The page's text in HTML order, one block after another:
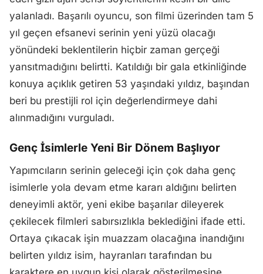
yalanladı. Başarılı oyuncu, son filmi üzerinden tam 5
yıl geçen efsanevi serinin yeni yüzü olacağı
yönündeki beklentilerin hiçbir zaman gerçeği
yansıtmadığını belirtti. Katıldığı bir gala etkinliğinde
konuya açıklık getiren 53 yaşındaki yıldız, başından
beri bu prestijli rol için değerlendirmeye dahi
alınmadığını vurguladı.
Genç İsimlerle Yeni Bir Dönem Başlıyor
Yapımcıların serinin geleceği için çok daha genç
isimlerle yola devam etme kararı aldığını belirten
deneyimli aktör, yeni ekibe başarılar dileyerek
çekilecek filmleri sabırsızlıkla beklediğini ifade etti.
Ortaya çıkacak işin muazzam olacağına inandığını
belirten yıldız isim, hayranları tarafından bu